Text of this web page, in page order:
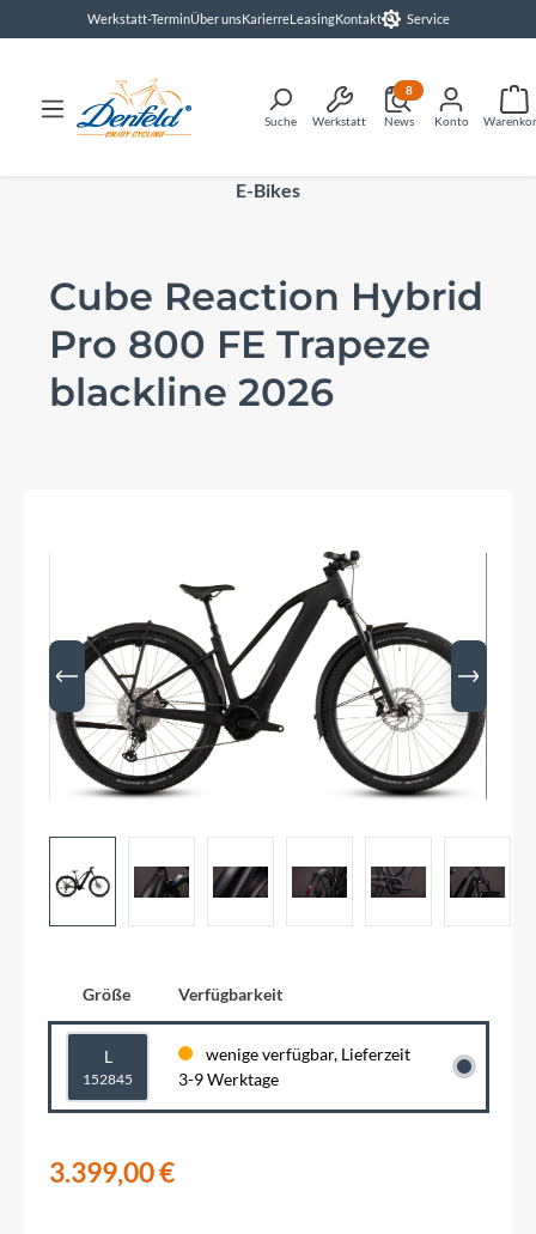
springenWerkstatt-TerminÜber unsKarierreLeasingKontakt Service
Suche Werkstatt News
8
Konto
E-Bikes
Cube Reaction Hybrid
Pro 800 FE Trapeze
blackline 2026
Größe Verfügbarkeit
L
152845
wenige verfügbar, Lieferzeit
3-9 Werktage
3.399,00 €